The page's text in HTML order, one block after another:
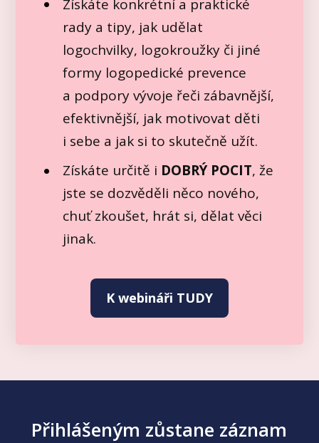
Získáte konkrétní a praktické
rady a tipy, jak udělat
logochvilky, logokroužky či jiné
formy logopedické prevence
a podpory vývoje řeči zábavnější,
efektivnější, jak motivovat děti
i sebe a jak si to skutečně užít.
Získáte určitě i DOBRÝ POCIT, že
jste se dozvěděli něco nového,
chuť zkoušet, hrát si, dělat věci
jinak.
K webináři TUDY
Přihlášeným zůstane záznam